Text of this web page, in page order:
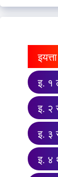
इ. १
इ. २
इ. ३
इ. ४